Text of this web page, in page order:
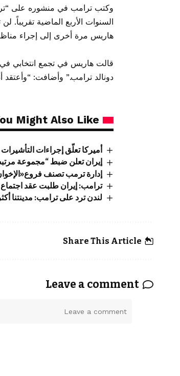
وكتب ترامب في منشوره على
السنوات الأربع الماضية
هاريس مرة أخرى إلى إجراء
قالت هاريس في تجمع انتخابي في
دونالد ترامب.” وأضافت: “وأعتقد
Might Also Like
أميركا تعلّق إجراءات التأشيرات لـ75 دولة بينها مصر
إيران تعلن ضبط “مجموعة
إدارة ترمب تصنف
ترامب: إيران طلبت عقد
لندن ترد على ترامب: مدينتنا
Share This Article
Leave a comment